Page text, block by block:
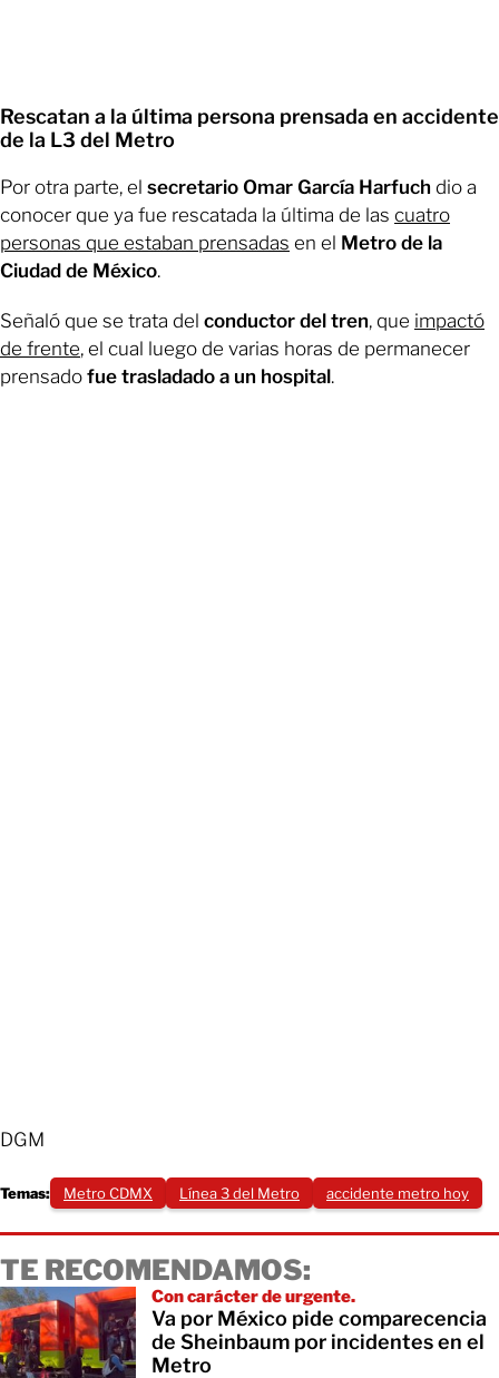
Rescatan a la última persona prensada en accidente
de la L3 del Metro
Por otra parte, el secretario Omar García Harfuch dio a
conocer que ya fue rescatada la última de las cuatro
personas que estaban prensadas en el Metro de la
Ciudad de México.
Señaló que se trata del conductor del tren, que impactó
de frente, el cual luego de varias horas de permanecer
prensado fue trasladado a un hospital.
DGM
Temas: Metro CDMX Línea 3 del Metro accidente metro hoy
TE RECOMENDAMOS:
Con carácter de urgente.
Va por México pide comparecencia
de Sheinbaum por incidentes en el
Metro